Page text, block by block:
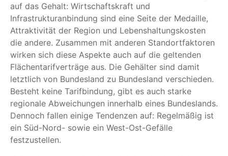
auf das Gehalt: Wirtschaftskraft und
Infrastrukturanbindung sind eine Seite der Medaille,
Attraktivität der Region und Lebenshaltungskosten
die andere. Zusammen mit anderen Standortfaktoren
wirken sich diese Aspekte auch auf die geltenden
Flächentarifverträge aus. Die Gehälter sind damit
letztlich von Bundesland zu Bundesland verschieden.
Besteht keine Tarifbindung, gibt es auch starke
regionale Abweichungen innerhalb eines Bundeslands.
Dennoch fallen einige Tendenzen auf: Regelmäßig ist
ein Süd-Nord- sowie ein West-Ost-Gefälle
festzustellen.